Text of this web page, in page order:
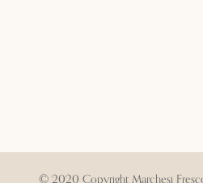
© 2020 Copyright Marchesi